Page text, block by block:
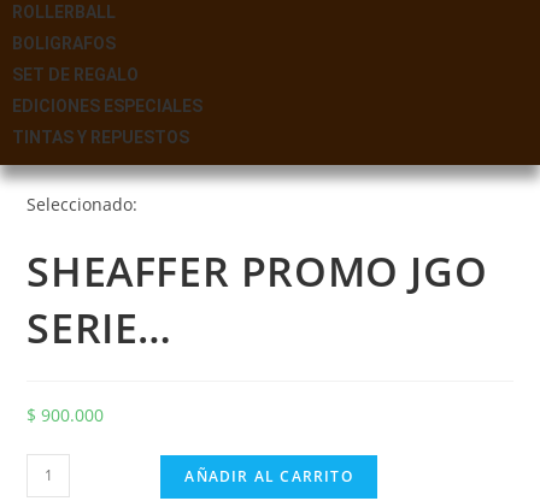
ROLLERBALL
BOLIGRAFOS
SET DE REGALO
EDICIONES ESPECIALES
TINTAS Y REPUESTOS
Seleccionado:
SHEAFFER PROMO JGO
SERIE…
$ 900.000
AÑADIR AL CARRITO